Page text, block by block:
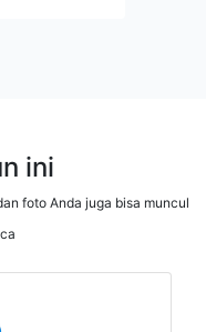
ini
foto Anda juga bisa muncul